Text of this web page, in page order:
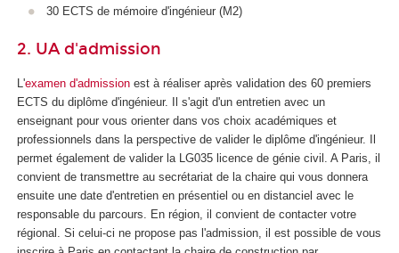
30 ECTS de mémoire d'ingénieur (M2)
2. UA d'admission
L'examen d'admission est à réaliser après validation des 60 premiers
ECTS du diplôme d'ingénieur. Il s'agit d'un entretien avec un
enseignant pour vous orienter dans vos choix académiques et
professionnels dans la perspective de valider le diplôme d'ingénieur. Il
permet également de valider la LG035 licence de génie civil. A Paris, il
convient de transmettre au secrétariat de la chaire qui vous donnera
ensuite une date d'entretien en présentiel ou en distanciel avec le
responsable du parcours. En région, il convient de contacter votre
régional. Si celui-ci ne propose pas l'admission, il est possible de vous